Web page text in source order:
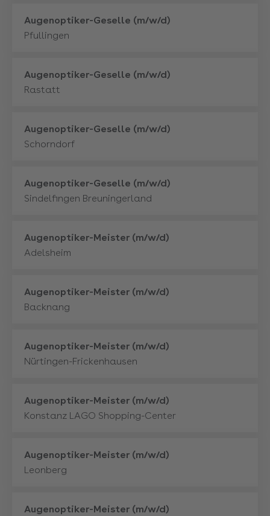
Mehr
Augenoptiker-Geselle (m/w/d)
Pfullingen
Mehr
Augenoptiker-Geselle (m/w/d)
Rastatt
Mehr
Augenoptiker-Geselle (m/w/d)
Schorndorf
Mehr
Augenoptiker-Geselle (m/w/d)
Sindelfingen Breuningerland
Mehr
Augenoptiker-Meister (m/w/d)
Adelsheim
Mehr
Augenoptiker-Meister (m/w/d)
Backnang
Mehr
Augenoptiker-Meister (m/w/d)
Nürtingen-Frickenhausen
Mehr
Augenoptiker-Meister (m/w/d)
Konstanz LAGO Shopping-Center
Mehr
Augenoptiker-Meister (m/w/d)
Leonberg
Mehr
Augenoptiker-Meister (m/w/d)